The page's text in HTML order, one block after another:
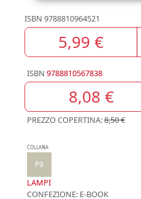
ISBN 9788810964521
5,99 €
ISBN 9788810567838
8,08 €
PREZZO COPERTINA:8,50 €
COLLANA
P9
LAMPI
CONFEZIONE: E-BOOK